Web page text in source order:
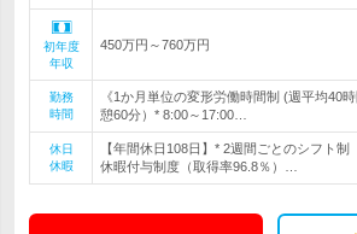
初年度
年収
450万円～760万円
勤務
時間
《1か月単位の変形労働時間制 (週平均40
憩60分）* 8:00～17:00…
休日
休暇
【年間休日108日】* 2週間ごとのシフト
休暇付与制度（取得率96.8％）…